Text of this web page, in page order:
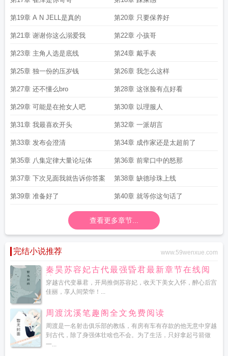
第19章 A N JELL是真的 第20章 只要保养好
第21章 谢谢你这么溺爱我 第22章 小孩哥
第23章 主角人选是底线 第24章 戴手表
第25章 独一份的压岁钱 第26章 我怎么这样
第27章 还不懂么bro 第28章 这张脸有点好看
第29章 可能是在抢女人吧 第30章 以理服人
第31章 我最喜欢开头 第32章 一派胡言
第33章 发布会澄清 第34章 成作家还是太超前了
第35章 八集定律大量论坛体 第36章 前辈口中的怒那
第37章 下次见面我就告诉你答案 第38章 缺德珍珠上线
第39章 准备好了 第40章 就等你这句话了
查看更多章节...
完结小说推荐 www.59wenxue.com
秦昊苏容妃古代最强昏君最新章节在线阅
读
穿越古代变暴君，开局推倒苏容妃，收天下美女入怀，醉心后宫
佳丽，享人间荣华！...
周渡沈溪笔趣阁全文免费阅读
周渡是一名射击俱乐部的教练，有房有车有存款的他无意中穿越
到古代，除了身强体壮啥也不会。为了生活，只好拿起弓箭做
一...